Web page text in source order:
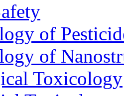
of
of
Toxicology